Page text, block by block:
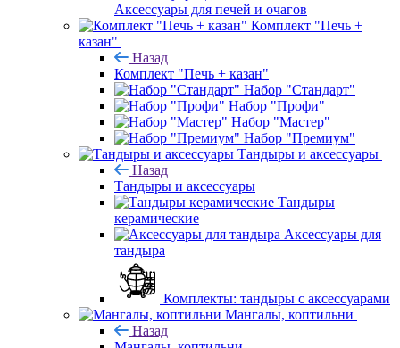
Аксессуары для печей и очагов
Комплект "Печь +
казан"
Назад
Комплект "Печь + казан"
Набор "Стандарт"
Набор "Профи"
Набор "Мастер"
Набор "Премиум"
Тандыры и аксессуары
Назад
Тандыры и аксессуары
Тандыры
керамические
Аксессуары для
тандыра
Комплекты: тандыры с аксессуарами
Мангалы, коптильни
Назад